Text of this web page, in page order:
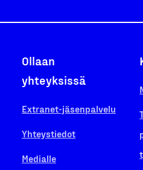
Ollaan
yhteyksissä
Extranet-jäsenpalvelu
Yhteystiedot
Medialle